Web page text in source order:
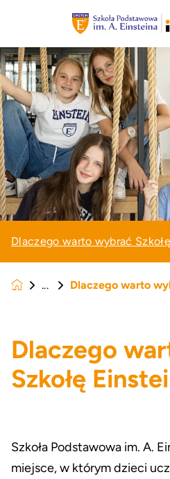
Dlaczego warto wybrać
Dlaczego warto
Dlaczego
Szkołę
Szkoła Podstawowa im. A.
miejsce, w którymdzieci